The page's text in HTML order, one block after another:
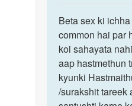
to
Me
sex
Kar
na
chata
Beta
sex
ki
ichha
hona
bohot…
Beta sex ki
common hai par
koi sahayata
aap hastmethun
kyunki
/surakshit tareek